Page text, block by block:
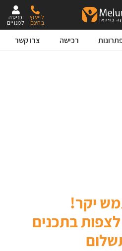
כניסה
למנויים
לייעוץ
בחינם
רכישה צרו קשר
יקר!
בתכנים